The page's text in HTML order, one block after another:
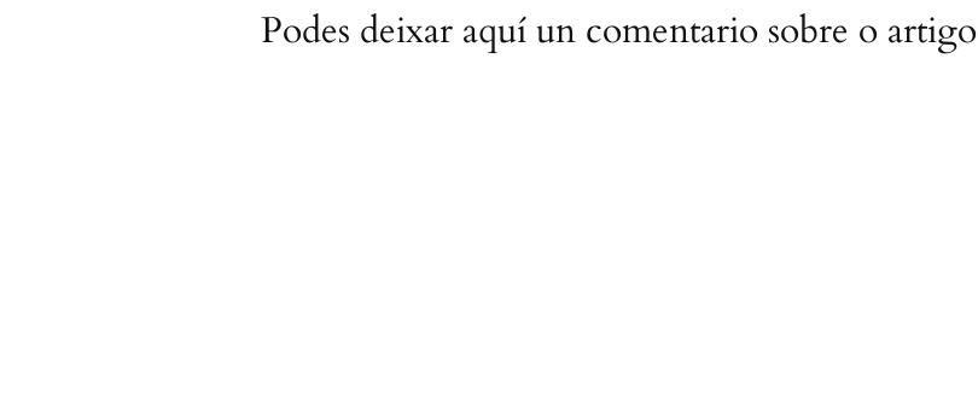
Podes deixar aquí un comentario sobre o artigo